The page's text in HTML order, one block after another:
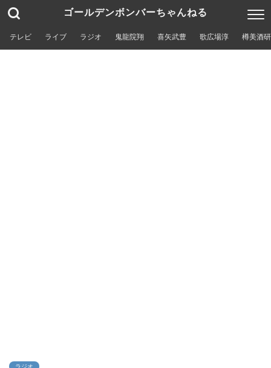
ゴールデンボンバーちゃんねる
テレビ ライブ ラジオ 鬼龍院翔 喜矢武豊 歌広場淳 樽美酒
ラジオ